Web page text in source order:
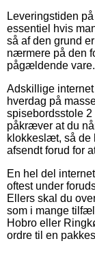
Leveringstiden
essentiel hvis
så af den grund
nærmere på den
pågældende vare.
Adskillige
hverdag på
spisebordsstole 2
påkræver at du
klokkeslæt, så de
afsendt forud for
En hel del
oftest under
Ellers skal du
som i mange
Hobro eller
ordre til en